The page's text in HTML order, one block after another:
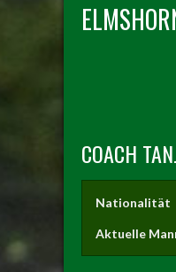
COACH
Nationalität
Aktuelle